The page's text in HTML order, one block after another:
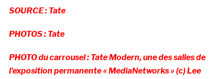
SOURCE : Tate
PHOTOS : Tate
PHOTO du carrousel : Tate Modern, une des salles de
l’exposition permanente « MediaNetworks » (c) Lee